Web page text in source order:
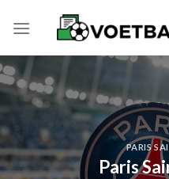
PARIS
Paris